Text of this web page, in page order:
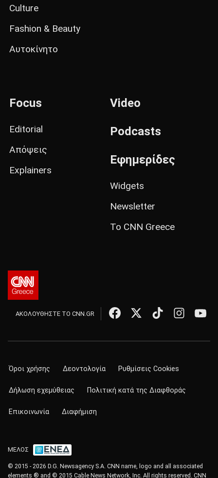
Culture
Fashion & Beauty
Αυτοκίνητο
Focus
Editorial
Απόψεις
Explainers
Video
Podcasts
Εφημερίδες
Widgets
Newsletter
Το CNN Greece
ΑΚΟΛΟΥΘΗΣΤΕ ΤΟ CNN.GR
Όροι χρήσης Δεοντολογία Ρυθμίσεις Cookies
Δήλωση εχεμύθειας Πολιτική κατά της Διαφθοράς
Επικοινωνία Διαφήμιση
ΜΕΛΟΣ
© 2015 - 2026 D.G. Newsagency S.A. CNN name, logo and all associated
elements ® and © 2015 Cable News Network, Inc. All rights reserved. CNN